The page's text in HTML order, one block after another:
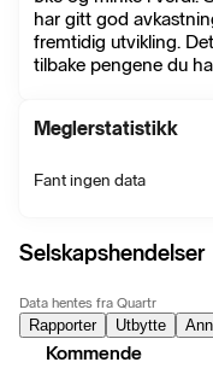
har gitt god
fremtidig utvikling.
tilbake pengene du
Meglerstatistikk
Fant ingen data
Selskapshendelser
Data hentes fra Quartr
Rapporter Utbytte
Kommende